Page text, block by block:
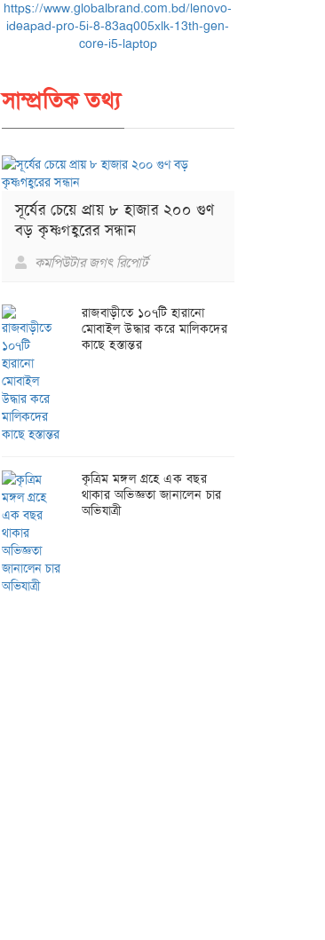
সাম্প্রতিক তথ্য
সূর্যের চেয়ে প্রায় ৮ হাজার ২০০ গুণ
বড় কৃষ্ণগহ্বরের সন্ধান
কমপিউটার জগৎ রিপোর্ট
রাজবাড়ীতে ১০৭টি হারানো
মোবাইল উদ্ধার করে মালিকদের
কাছে হস্তান্তর
কৃত্রিম মঙ্গল গ্রহে এক বছর
থাকার অভিজ্ঞতা জানালেন চার
অভিযাত্রী